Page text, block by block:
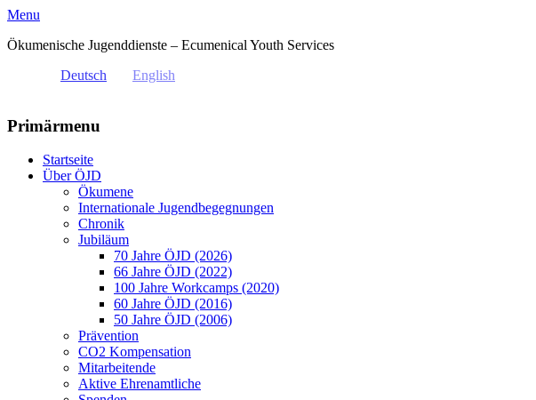
Menu
Ökumenische Jugenddienste – Ecumenical Youth Services
Deutsch
English
Primärmenu
Weiter
zum
Startseite
Über ÖJD
Ökumene
Internationale Jugendbegegnungen
Chronik
Jubiläum
70 Jahre ÖJD (2026)
66 Jahre ÖJD (2022)
100 Jahre Workcamps (2020)
60 Jahre ÖJD (2016)
50 Jahre ÖJD (2006)
Prävention
CO2 Kompensation
Mitarbeitende
Aktive Ehrenamtliche